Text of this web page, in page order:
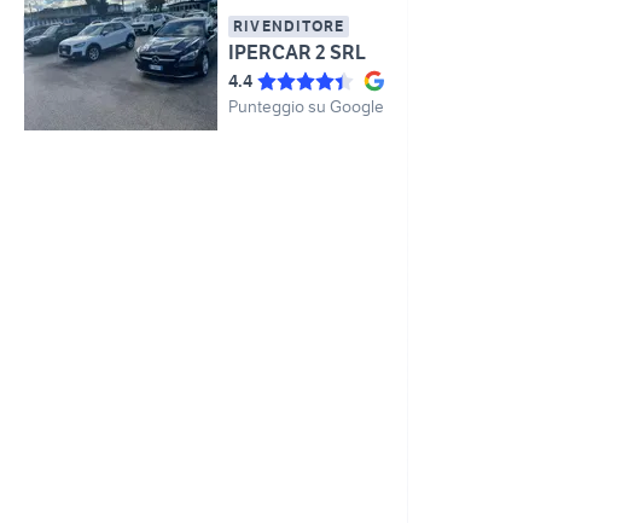
RIVENDITORE
IPERCAR 2 SRL
4.4
Punteggio su Google